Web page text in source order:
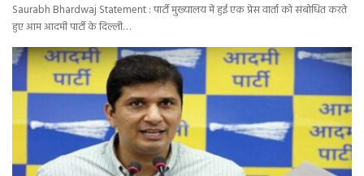
Saurabh Bhardwaj Statement : पार्टी मुख्यालय में हुई एक प्रेस वार्ता को संबोधित करते
हुए आम आदमी पार्टी के दिल्ली…